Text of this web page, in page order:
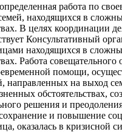
работа по
находящихся в
В целях координации
Консультативный
находящихся в
Работа совещательного
помощи,
направленных на выход
обстоятельствах,
решения и
и повышение
оказалась в кризисной